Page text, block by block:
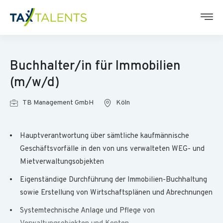
Buchhalter/in für Immobilien
(m/w/d)
TB Management GmbH Köln
Hauptverantwortung über sämtliche kaufmännische
Geschäftsvorfälle in den von uns verwalteten WEG- und
Mietverwaltungsobjekten
Eigenständige Durchführung der Immobilien-Buchhaltung
sowie Erstellung von Wirtschaftsplänen und Abrechnungen
Systemtechnische Anlage und Pflege von